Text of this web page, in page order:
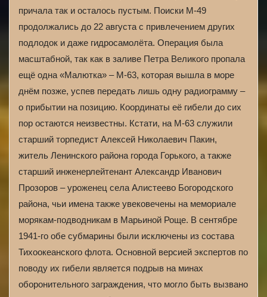
причала так и осталось пустым. Поиски М-49
продолжались до 22 августа с привлечением других
подлодок и даже гидросамолёта. Операция была
масштабной, так как в заливе Петра Великого пропала
ещё одна «Малютка» – М-63, которая вышла в море
днём позже, успев передать лишь одну радиограмму –
о прибытии на позицию. Координаты её гибели до сих
пор остаются неизвестны. Кстати, на М-63 служили
старший торпедист Алексей Николаевич Пакин,
житель Ленинского района города Горького, а также
старший инженерлейтенант Александр Иванович
Прозоров – уроженец села Алистеево Богородского
района, чьи имена также увековечены на мемориале
морякам-подводникам в Марьиной Роще. В сентябре
1941-го обе субмарины были исключены из состава
Тихоокеанского флота. Основной версией экспертов по
поводу их гибели является подрыв на минах
оборонительного заграждения, что могло быть вызвано